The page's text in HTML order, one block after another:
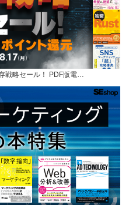
戦略セール！ PDF版電…